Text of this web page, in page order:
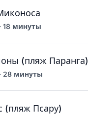
18 минуты
(пляж Паранга)
28 минуты
(пляж Псару)